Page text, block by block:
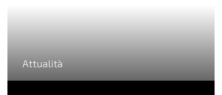
Attualità